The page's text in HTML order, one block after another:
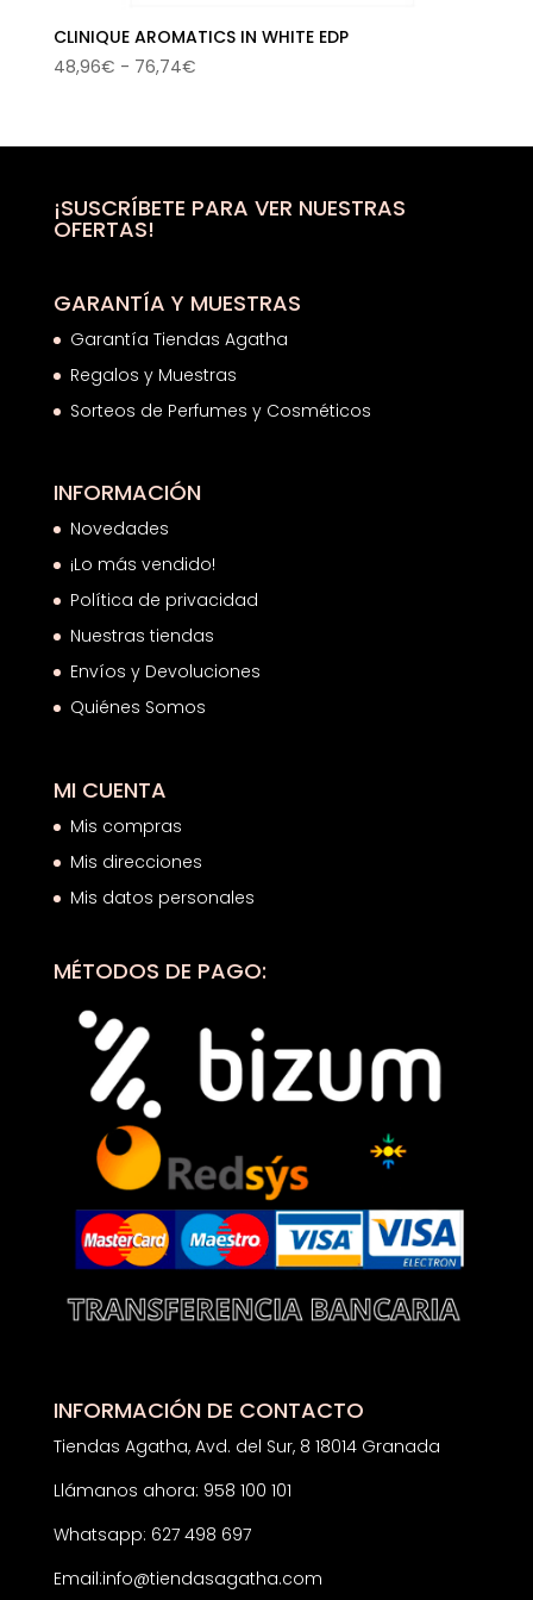
CLINIQUE AROMATICS IN WHITE EDP
48,96€ - 76,74€Rango
desde
hasta
¡SUSCRÍBETE PARA VER NUESTRAS
OFERTAS!
GARANTÍA Y MUESTRAS
Garantía Tiendas Agatha
Regalos y Muestras
Sorteos de Perfumes y Cosméticos
INFORMACIÓN
Novedades
¡Lo más vendido!
Política de privacidad
Nuestras tiendas
Envíos y Devoluciones
Quiénes Somos
MI CUENTA
Mis compras
Mis direcciones
Mis datos personales
MÉTODOS DE PAGO:
INFORMACIÓN DE CONTACTO
Tiendas Agatha, Avd. del Sur, 8 18014 Granada
Llámanos ahora: 958 100 101
Whatsapp: 627 498 697
Email:info@tiendasagatha.com